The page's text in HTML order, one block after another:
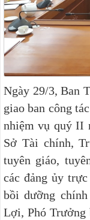
Ngày 29/3, Ban
giao ban công
nhiệm vụ quý II
Sở Tài chính,
tuyên giáo,
các đảng ủy
bồi dưỡng
Lợi, Phó Trưởng